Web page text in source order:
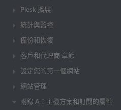
Plesk 擴展
統計與監控
備份和恢復
客戶和代理商 章節
設定您的第一個網站
網站管理
附錄 A：主機方案和訂閱的屬性